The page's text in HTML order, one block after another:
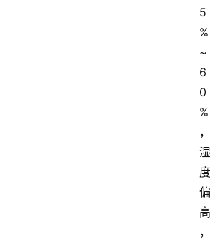
5
%
~
6
0
%
，
湿
度
偏
高
，